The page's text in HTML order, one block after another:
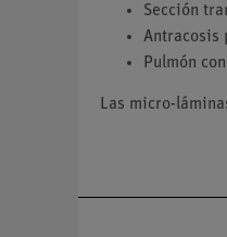
Sección
Antracosis
Pulmón
Las micro-